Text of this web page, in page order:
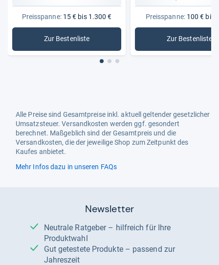
Preisspanne:15 € bis 1.300 €
Zur Bestenliste
: Rasenmäher
Preisspanne:100 € bis
Zur Bestenliste
: Akku-
Alle Preise sind Gesamtpreise inkl. aktuell geltender gesetzlicher
Umsatzsteuer. Versandkosten werden ggf. gesondert
berechnet. Maßgeblich sind der Gesamtpreis und die
Versandkosten, die der jeweilige Shop zum Zeitpunkt des
Kaufes anbietet.
Mehr Infos dazu in unseren FAQs
Newsletter
Neutrale Ratgeber – hilfreich für Ihre
Produktwahl
Gut getestete Produkte – passend zur
Jahreszeit